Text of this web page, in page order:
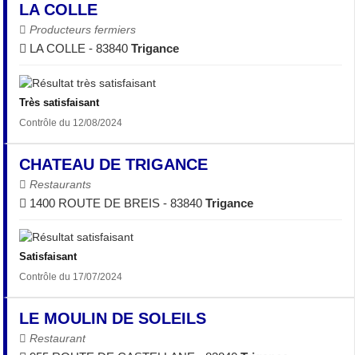
LA COLLE
Producteurs fermiers
LA COLLE - 83840Trigance
Très satisfaisant
Contrôle du 12/08/2024
CHATEAU DE TRIGANCE
Restaurants
1400 ROUTE DE BREIS - 83840Trigance
Satisfaisant
Contrôle du 17/07/2024
LE MOULIN DE SOLEILS
Restaurant